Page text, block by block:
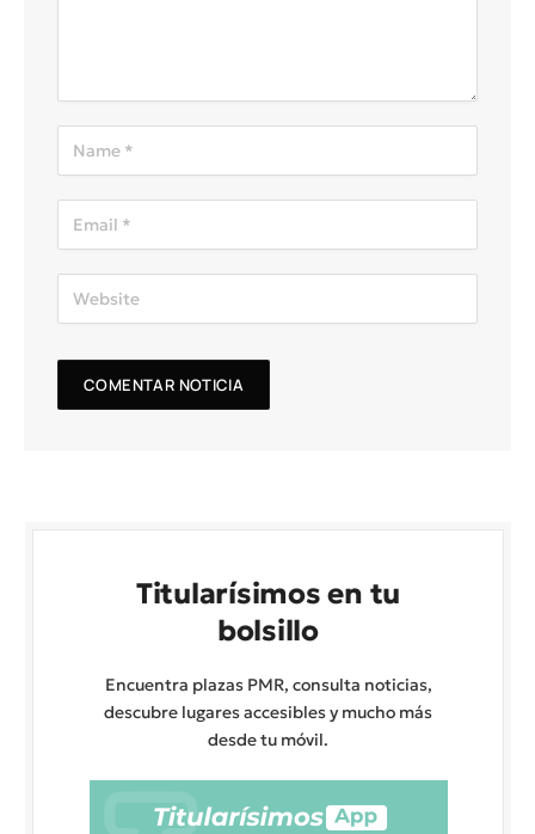
Titularísimos en tu
bolsillo
Encuentra plazas PMR, consulta noticias,
descubre lugares accesibles y mucho más
desde tu móvil.